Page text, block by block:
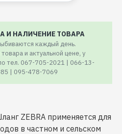
И НАЛИЧЕНИЕ ТОВАРА
каждый день.
и актуальной цене, у
тел. 067-705-2021 | 066-13-
| 095-478-7069
ZEBRA применяется для
в частном и сельском